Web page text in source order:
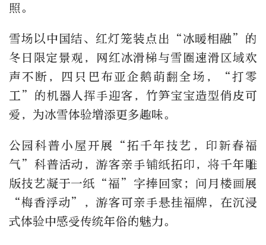
照。
雪场以中国结、红灯笼装点出“冰暖相融”的
冬日限定景观，网红冰滑梯与雪圈速滑区域欢
声不断，四只巴布亚企鹅萌翻全场，“打零
工”的机器人挥手迎客，竹笋宝宝造型俏皮可
爱，为冰雪体验增添更多趣味。
公园科普小屋开展“拓千年技艺，印新春福
气”科普活动，游客亲手铺纸拓印，将千年雕
版技艺凝于一纸“福”字捧回家；问月楼画展
“梅香浮动”，游客可亲手悬挂福牌，在沉浸
式体验中感受传统年俗的魅力。